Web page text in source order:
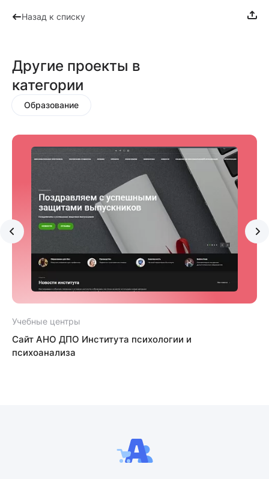
Назад к списку
Другие проекты в
категории
Образование
Учебные центры
Сайт АНО ДПО Института психологии и
психоанализа